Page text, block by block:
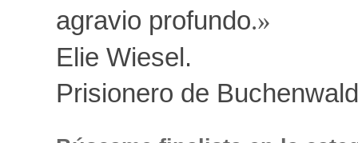
agravio profundo.»
Elie Wiesel.
Prisionero de